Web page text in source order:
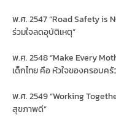
พ.ศ. 2547 “Road Safety is
ร่วมใจลดอุบัติเหตุ”
พ.ศ. 2548 “Make Every
เด็กไทย คือ หัวใจของครอบค
พ.ศ. 2549 “Working
สุขภาพดี”